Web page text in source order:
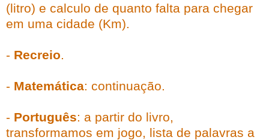
(litro) e calculo de quanto falta para chegar
em uma cidade (Km).
- Recreio.
- Matemática: continuação.
- Português: a partir do livro,
transformamos em jogo, lista de palavras a